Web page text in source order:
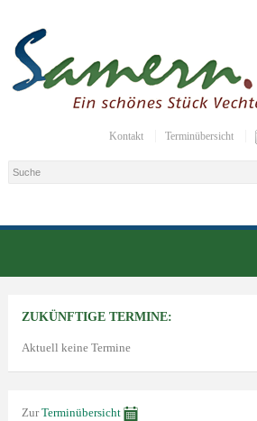
Kontakt Terminübersicht
ZUKÜNFTIGE TERMINE:
Aktuell keine Termine
ZurTerminübersicht